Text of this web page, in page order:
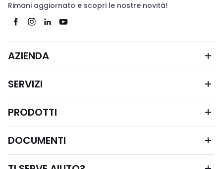
Rimani aggiornato e scopri le nostre novità!
AZIENDA
SERVIZI
PRODOTTI
DOCUMENTI